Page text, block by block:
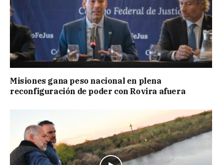
Misiones gana peso nacional en plena
reconfiguración de poder con Rovira afuera